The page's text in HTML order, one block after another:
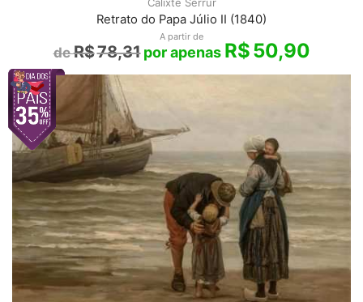
Calixte Serrur
Retrato do Papa Júlio II (1840)
A partir de
R$78,31 R$50,90